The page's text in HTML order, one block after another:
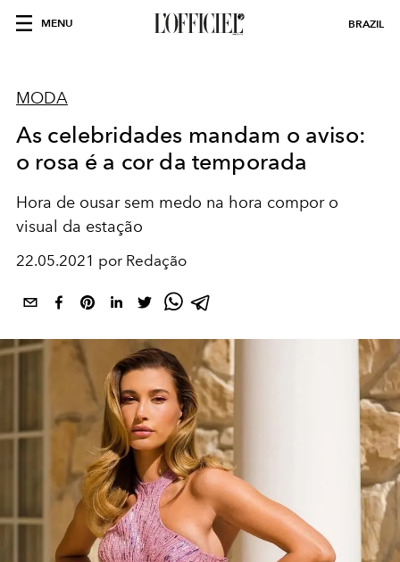
MENU BRAZIL
MODA
As celebridades mandam o aviso:
o rosa é a cor da temporada
Hora de ousar sem medo na hora compor o
visual da estação
22.05.2021 por Redação